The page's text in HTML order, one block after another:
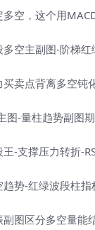
卖点背离多空钝
-支撑压力转折-
势-红绿波段柱
图区分多空量能